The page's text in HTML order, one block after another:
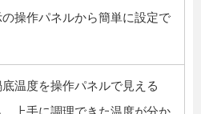
操作パネルから簡単に設定で
温度を操作パネルで見える